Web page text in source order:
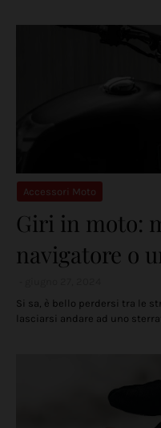
Accessori Moto
Giri in moto:
navigatore o
Si sa, è bello perdersi tra le
lasciarsi andare ad uno